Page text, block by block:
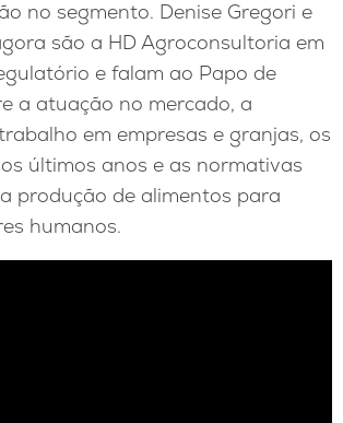
no segmento. Denise Gregori e
são a HD Agroconsultoria em
e falam ao Papo de
a atuação no mercado, a
em empresas e granjas, os
últimos anos e as normativas
produção de alimentos para
humanos.